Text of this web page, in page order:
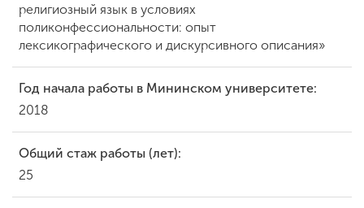
ENG SPN CHI
Приемная
комиссия
+7 (831) 262-26-20
религиозный язык в условиях
поликонфессиональности: опыт
лексикографического и дискурсивного описания»
Год начала работы в Мининском университете:
2018
Общий стаж работы (лет):
25